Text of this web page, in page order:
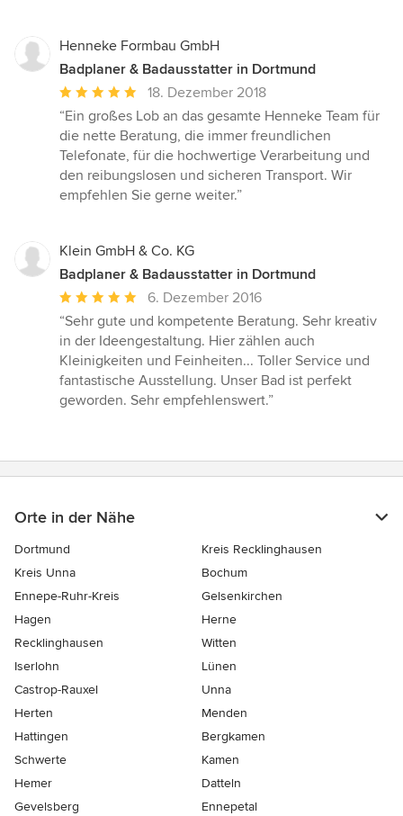
Henneke Formbau GmbH
Badplaner & Badausstatter in Dortmund
Durchschnittliche
Bewertung:
5
von
5
Sternen
18. Dezember 2018
“Ein großes Lob an das gesamte Henneke Team für
die nette Beratung, die immer freundlichen
Telefonate, für die hochwertige Verarbeitung und
den reibungslosen und sicheren Transport. Wir
empfehlen Sie gerne weiter.”
Klein GmbH & Co. KG
Badplaner & Badausstatter in Dortmund
Durchschnittliche
Bewertung:
5
von
5
Sternen
6. Dezember 2016
“Sehr gute und kompetente Beratung. Sehr kreativ
in der Ideengestaltung. Hier zählen auch
Kleinigkeiten und Feinheiten... Toller Service und
fantastische Ausstellung. Unser Bad ist perfekt
geworden. Sehr empfehlenswert.”
Orte in der Nähe
Dortmund
Kreis Recklinghausen
Kreis Unna
Bochum
Ennepe-Ruhr-Kreis
Gelsenkirchen
Hagen
Herne
Recklinghausen
Witten
Iserlohn
Lünen
Castrop-Rauxel
Unna
Herten
Menden
Hattingen
Bergkamen
Schwerte
Kamen
Hemer
Datteln
Gevelsberg
Ennepetal